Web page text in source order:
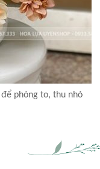
phóng to, thu nhỏ